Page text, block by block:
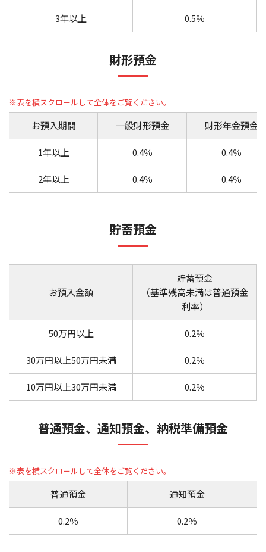
3年以上 0.5％
財形預金
お預入期間 一般財形預金 財形年金預金
1年以上 0.4％ 0.4％
2年以上 0.4％ 0.4％
貯蓄預金
お預入金額
貯蓄預金
（基準残高未満は普通預金
利率）
50万円以上 0.2％
30万円以上50万円未満 0.2％
10万円以上30万円未満 0.2％
普通預金、通知預金、納税準備預金
普通預金 通知預金
0.2％ 0.2％